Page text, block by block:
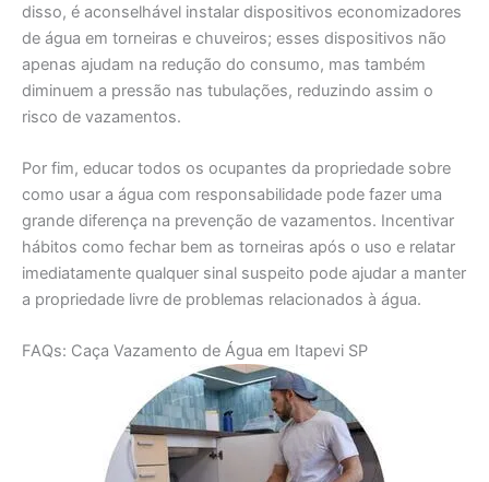
disso, é aconselhável instalar dispositivos economizadores
de água em torneiras e chuveiros; esses dispositivos não
apenas ajudam na redução do consumo, mas também
diminuem a pressão nas tubulações, reduzindo assim o
risco de vazamentos.
Por fim, educar todos os ocupantes da propriedade sobre
como usar a água com responsabilidade pode fazer uma
grande diferença na prevenção de vazamentos. Incentivar
hábitos como fechar bem as torneiras após o uso e relatar
imediatamente qualquer sinal suspeito pode ajudar a manter
a propriedade livre de problemas relacionados à água.
FAQs: Caça Vazamento de Água em Itapevi SP